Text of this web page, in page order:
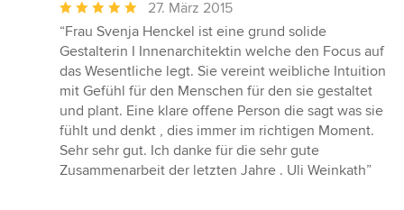
Durchschnittliche
Bewertung:
5
von
5
Sternen
27. März 2015
“Frau Svenja Henckel ist eine grund solide
Gestalterin I Innenarchitektin welche den Focus auf
das Wesentliche legt. Sie vereint weibliche Intuition
mit Gefühl für den Menschen für den sie gestaltet
und plant. Eine klare offene Person die sagt was sie
fühlt und denkt , dies immer im richtigen Moment.
Sehr sehr gut. Ich danke für die sehr gute
Zusammenarbeit der letzten Jahre . Uli Weinkath”